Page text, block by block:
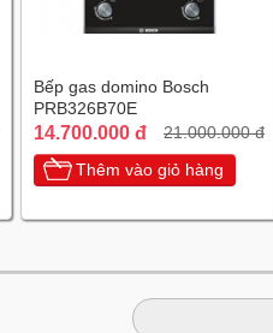
Bếp gas domino Bosch
PRB326B70E
14.700.000 đ 21.000.000 đ
Thêm vào giỏ hàng